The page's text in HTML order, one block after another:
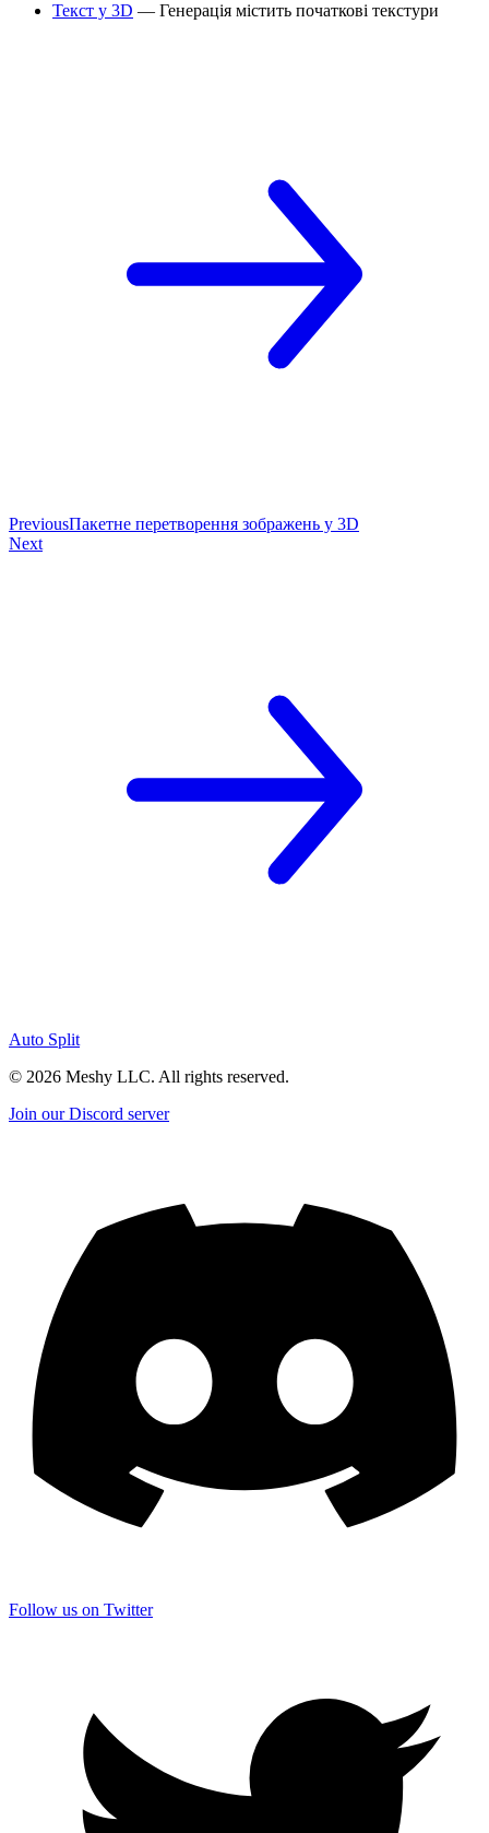
Текст у 3D — Генерація містить початкові текстури
PreviousПакетне перетворення зображень у 3D
Next
Auto Split
© 2026 Meshy LLC. All rights reserved.
Join our Discord server
Follow us on Twitter